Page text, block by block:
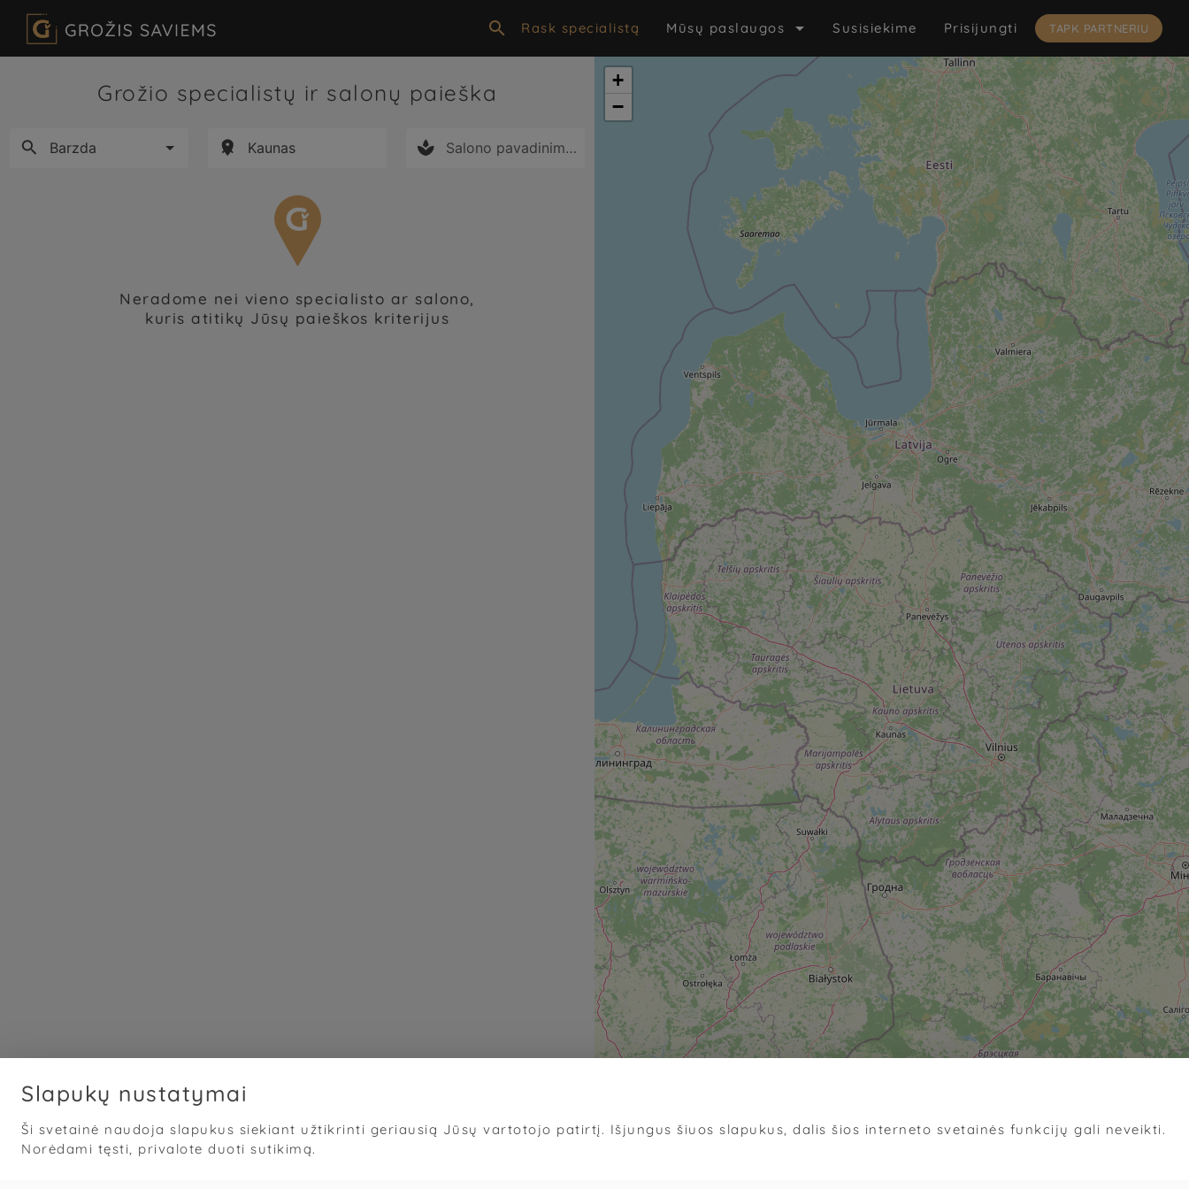
 Rask specialistą Mūsų paslaugos  Susisiekime Prisijungti TAPK PARTNERIU
Grožio specialistų ir salonų paieška
 
 
Neradome nei vieno specialisto ar salono,
kuris atitikų Jūsų paieškos kriterijus
+
−
Slapukų nustatymai
Ši svetainė naudoja slapukus siekiant užtikrinti geriausią Jūsų vartotojo patirtį. Išjungus šiuos slapukus, dalis šios interneto svetainės funkcijų gali neveikti.
Norėdami tęsti, privalote duoti sutikimą.